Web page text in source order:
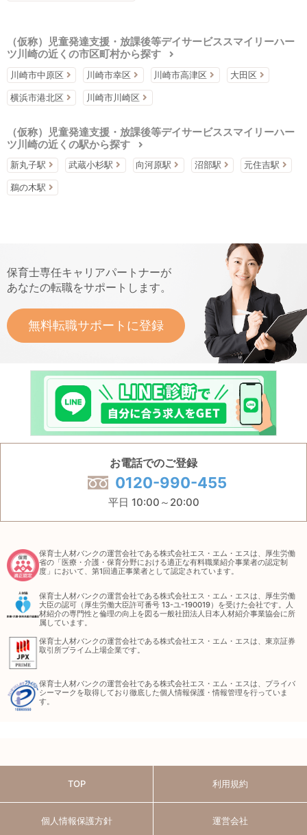
（仮称）児童発達支援・放課後等デイサービススマイリーハー
ツ川崎の近くの市区町村から探す
川崎市中原区 川崎市幸区 川崎市高津区 大田区
横浜市港北区 川崎市川崎区
（仮称）児童発達支援・放課後等デイサービススマイリーハー
ツ川崎の近くの駅から探す
新丸子駅 武蔵小杉駅 向河原駅 沼部駅 元住吉駅
鵜の木駅
保育士専任キャリアパートナーが
あなたの転職をサポートします。
無料転職サポートに登録
お電話でのご登録
0120-990-455
平日 10:00～20:00
保育士人材バンクの運営会社である株式会社エス・エム・エスは、厚生労働
省の「医療・介護・保育分野における適正な有料職業紹介事業者の認定制
度」において、第1回適正事業者として認定されています。
保育士人材バンクの運営会社である株式会社エス・エム・エスは、厚生労働
大臣の認可（厚生労働大臣許可番号 13-ユ-190019）を受けた会社です。人
材紹介の専門性と倫理の向上を図る一般社団法人日本人材紹介事業協会に所
属しています。
保育士人材バンクの運営会社である株式会社エス・エム・エスは、東京証券
取引所プライム上場企業です。
保育士人材バンクの運営会社である株式会社エス・エム・エスは、プライバ
シーマークを取得しており徹底した個人情報保護・情報管理を行っていま
す。
TOP 利用規約
個人情報保護方針 運営会社